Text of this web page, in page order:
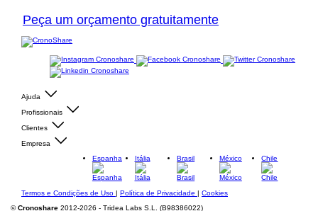
Peça um orçamento gratuitamente
Ajuda
Profissionais
Clientes
Empresa
Espanha
Itália Brasil México Chile
Termos e Condições de Uso | Política de Privacidade | Cookies
©Cronoshare 2012-2026 - Tridea Labs S.L. (B98386022)